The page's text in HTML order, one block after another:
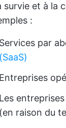
survie et à la
:
Services par
(SaaS)
Entreprises
Les
(en raison du